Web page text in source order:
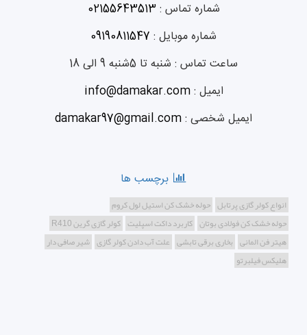
شماره تماس : 02155643513
شماره موبایل : 09190811547
ساعت تماس : شنبه تا 5شنبه 9 الی 18
ایمیل :info@damakar.com
ایمیل شخصی : damakar97@gmail.com
برچسب ها
انواع کولر گازی پرتابل حوله خشک کن استیل لول کروم
حوله خشک کن فولادی بوتان کاربرد داکت اسپلیت کولر گازی گرین R410
هیتر فن المانی بخاری برقی تابشی علت آب دادن کولر گازی شیر صافی دار
هلیکس فیلبرتو